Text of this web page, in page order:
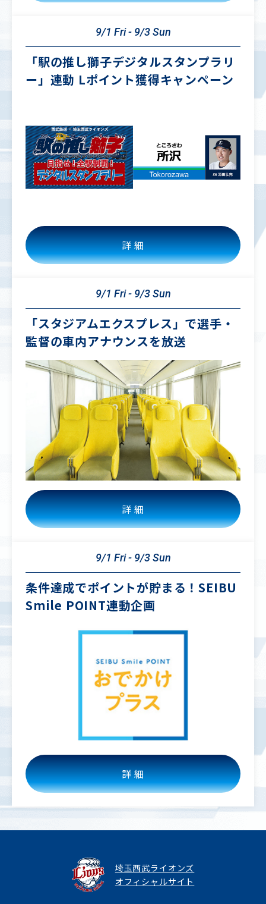
9/1 Fri - 9/3 Sun
「駅の推し獅子デジタルスタンプラリ
ー」連動 Lポイント獲得キャンペーン
詳 細
9/1 Fri - 9/3 Sun
「スタジアムエクスプレス」で選手・
監督の車内アナウンスを放送
詳 細
9/1 Fri - 9/3 Sun
条件達成でポイントが貯まる！SEIBU
Smile POINT連動企画
詳 細
埼玉西武ライオンズ
オフィシャルサイト